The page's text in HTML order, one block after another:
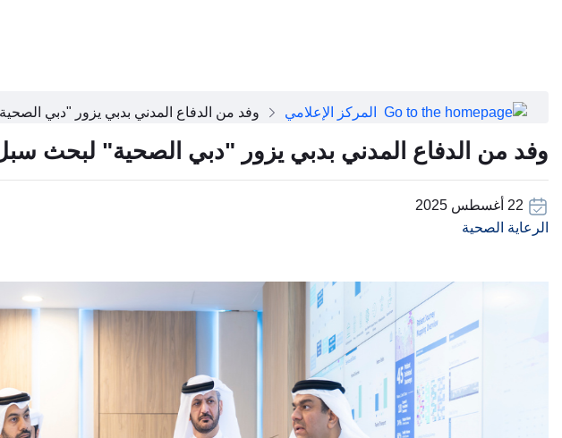
رؤساء الأقسام الطبية
الأسئلة الشائعة
تواصل معنا
المركز الإعلامي وفد من الدفاع المدني بدبي يزور "دبي
وفد من الدفاع المدني بدبي يزور "دبي الصحية" لبحث
22 أغسطس 2025
الرعاية الصحية